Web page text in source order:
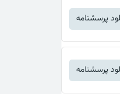
پرسشنامه
پرسشنامه